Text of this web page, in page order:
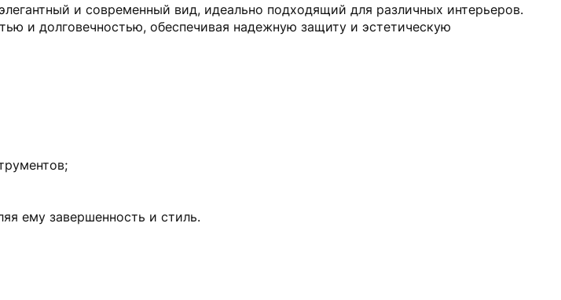
и современный вид, идеально подходящий для различных интерьеров.
и долговечностью, обеспечивая надежную защиту и эстетическую
ему завершенность и стиль.